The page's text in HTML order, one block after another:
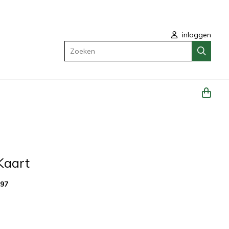
inloggen
Zoeken